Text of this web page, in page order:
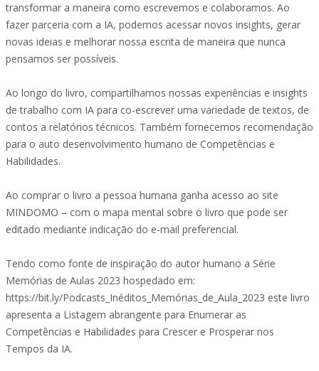
transformar a maneira como escrevemos e colaboramos. Ao
fazer parceria com a IA, podemos acessar novos insights, gerar
novas ideias e melhorar nossa escrita de maneira que nunca
pensamos ser possíveis.
Ao longo do livro, compartilhamos nossas experiências e insights
de trabalho com IA para co-escrever uma variedade de textos, de
contos a relatórios técnicos. Também fornecemos recomendação
para o auto desenvolvimento humano de Competências e
Habilidades.
Ao comprar o livro a pessoa humana ganha acesso ao site
MINDOMO – com o mapa mental sobre o livro que pode ser
editado mediante indicação do e-mail preferencial.
Tendo como fonte de inspiração do autor humano a Série
Memórias de Aulas 2023 hospedado em:
https://bit.ly/Podcasts_Inéditos_Memórias_de_Aula_2023 este livro
apresenta a Listagem abrangente para Enumerar as
Competências e Habilidades para Crescer e Prosperar nos
Tempos da IA.